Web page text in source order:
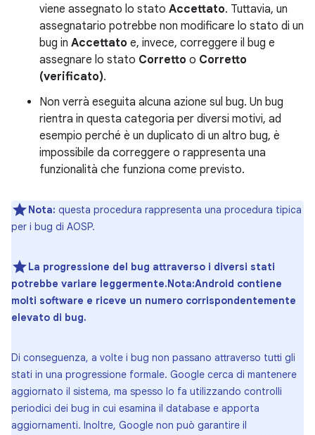
viene assegnato lo stato Accettato. Tuttavia, un
assegnatario potrebbe non modificare lo stato di un
bug in Accettato e, invece, correggere il bug e
assegnare lo stato Corretto o Corretto
(verificato).
Non verrà eseguita alcuna azione sul bug. Un bug
rientra in questa categoria per diversi motivi, ad
esempio perché è un duplicato di un altro bug, è
impossibile da correggere o rappresenta una
funzionalità che funziona come previsto.
Nota: questa procedura rappresenta una procedura tipica
per i bug di AOSP.
La progressione del bug attraverso i diversi stati
potrebbe variare leggermente.Nota:Android contiene
molti software e riceve un numero corrispondentemente
elevato di bug.
Di conseguenza, a volte i bug non passano attraverso tutti gli
stati in una progressione formale. Google cerca di mantenere
aggiornato il sistema, ma spesso lo fa utilizzando controlli
periodici dei bug in cui esamina il database e apporta
aggiornamenti. Inoltre, Google non può garantire il